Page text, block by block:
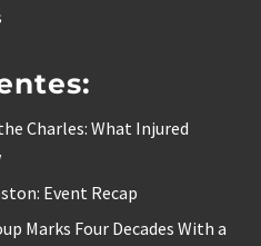
Charles: What Injured
Event Recap
Marks Four Decades With a